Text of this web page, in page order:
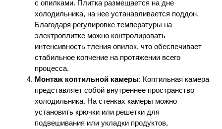
с опилками. Плитка размещается на дне
холодильника, на нее устанавливается поддон.
Благодаря регулировке температуры на
электроплитке можно контролировать
интенсивность тления опилок, что обеспечивает
стабильное копчение на протяжении всего
процесса.
Монтаж коптильной камеры: Коптильная камера
представляет собой внутреннее пространство
холодильника. На стенках камеры можно
установить крючки или решетки для
подвешивания или укладки продуктов,